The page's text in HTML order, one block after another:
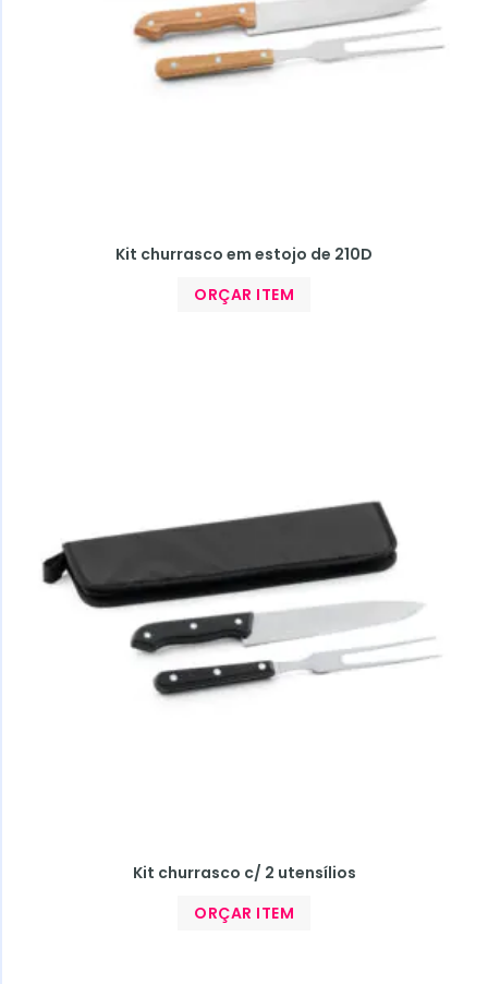
Kit churrasco em estojo de 210D
ORÇAR ITEM
Kit churrasco c/ 2 utensílios
ORÇAR ITEM